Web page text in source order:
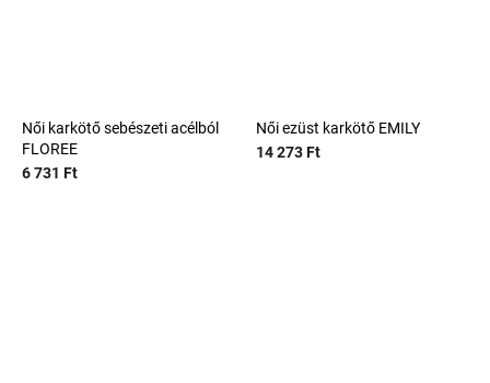
Női karkötő sebészeti acélból
FLOREE
6 731 Ft
Női ezüst karkötő EMILY
14 273 Ft